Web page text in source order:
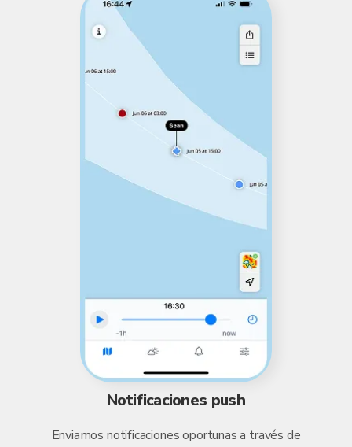
Notificaciones push
Enviamos notificaciones oportunas a través de